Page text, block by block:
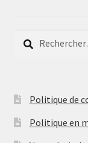
Rechercher :
Politique de
Politique en